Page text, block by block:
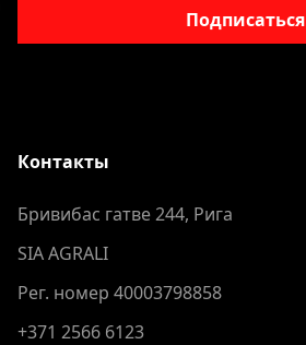
Подписаться
Контакты
Бривибас гатве 244, Рига
SIA AGRALI
Рег. номер 40003798858
+371 2566 6123